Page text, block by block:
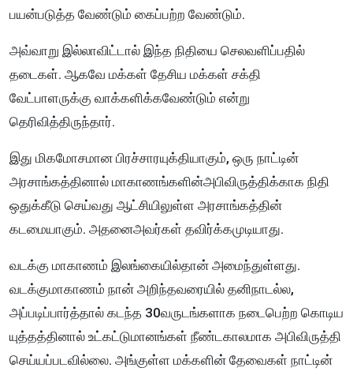
பயன்படுத்த வேண்டும் கைப்பற்ற வேண்டும்.
அவ்வாறு இல்லாவிட்டால் இந்த நிதியை செலவளிப்பதில்
தடைகள். ஆகவே மக்கள் தேசிய மக்கள் சக்தி
வேட்பாளருக்கு வாக்களிக்கவேண்டும் என்று
தெரிவித்திருந்தார்.
இது மிகமோசமான பிரச்சாரயுக்தியாகும், ஒரு நாட்டின்
அரசாங்கத்தினால் மாகாணங்களின்அபிவிருத்திக்காக நிதி
ஒதுக்கீடு செய்வது ஆட்சியிலுள்ள அரசாங்கத்தின்
கடமையாகும். அதனைஅவர்கள் தவிர்க்கமுடியாது.
வடக்கு மாகாணம் இலங்கையில்தான் அமைந்துள்ளது.
வடக்குமாகாணம் நான் அறிந்தவரையில் தனிநாடல்ல,
அப்படிப்பார்த்தால் கடந்த 30வருடங்களாக நடைபெற்ற கொடிய
யுத்தத்தினால் உட்கட்டுமானங்கள் நீண்டகாலமாக அபிவிருத்தி
செய்யப்படவில்லை. அங்குள்ள மக்களின் தேவைகள் நாட்டின்